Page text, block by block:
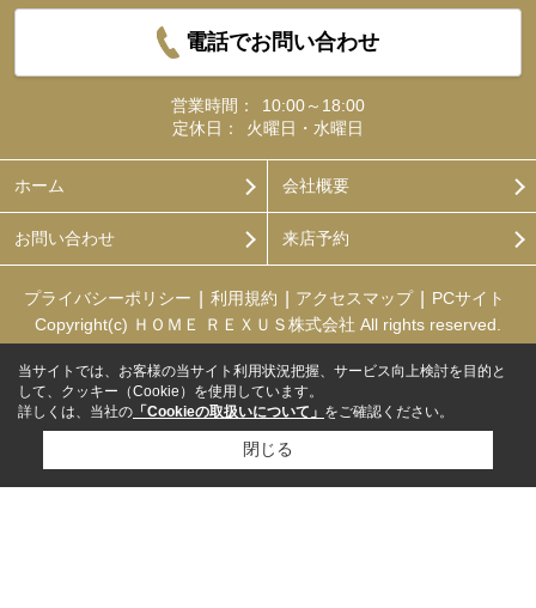
電話でお問い合わせ
営業時間：
10:00～18:00
定休日：
火曜日・水曜日
ホーム 会社概要
お問い合わせ 来店予約
プライバシーポリシー 利用規約 アクセスマップ
PCサイト
Copyright(c) ＨＯＭＥ ＲＥＸＵＳ株式会社 All rights reserved.
当サイトでは、お客様の当サイト利用状況把握、サービス向上検討を目的と
して、クッキー（Cookie）を使用しています。
詳しくは、当社の 「Cookieの取扱いについて」 をご確認ください。
閉じる